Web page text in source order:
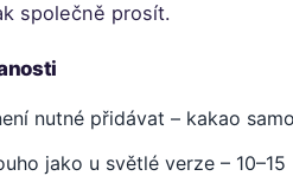
společně prosít.
nutné přidávat – kakao
jako u světlé verze – 10–15